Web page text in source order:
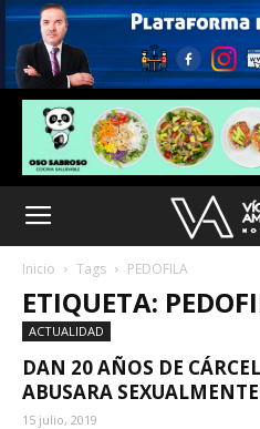
Inicio Tags PEDOFILA
ETIQUETA:
ACTUALIDAD
DAN 20 AÑOS DE
ABUSARA
15 julio, 2019